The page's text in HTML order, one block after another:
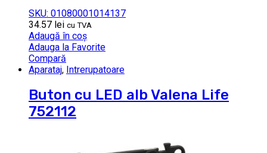
SKU: 01080001014137
34.57 lei cu TVA
Adaugă în coș
Adauga la Favorite
Compară
Aparataj, Intrerupatoare
Buton cu LED alb Valena Life
752112